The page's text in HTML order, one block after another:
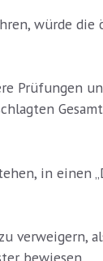
würde
Prüfungen
in einen